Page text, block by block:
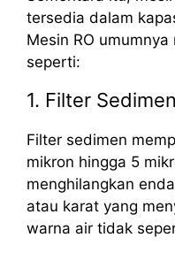
tersedia dalam
Mesin RO
seperti:
1. Filter
Filter sedimen
mikron hingga 5
menghilangkan
atau karat yang
warna air tidak